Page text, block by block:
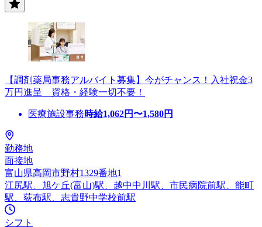
【調剤薬局事務アルバイト募集】今がチャンス！入社祝金3
万円進呈 資格・経験一切不要！
医療施設事務時給1,062円〜1,580円
勤務地
面接地
富山県高岡市野村1329番地1
江尻駅、旭ケ丘(富山)駅、越中中川駅、市民病院前駅、能町
駅、荻布駅、志貴野中学校前駅
シフト